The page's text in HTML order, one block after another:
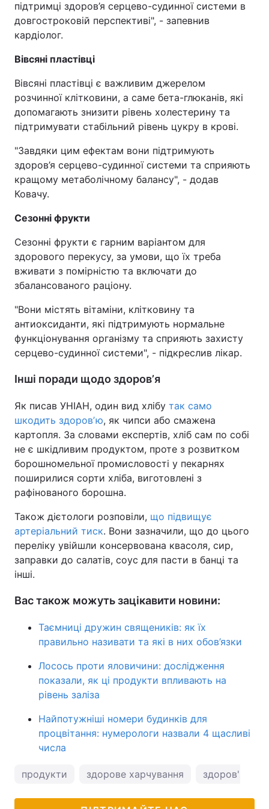
підтримці здоров’я серцево-судинної системи в
довгостроковій перспективі", - запевнив
кардіолог.
Вівсяні пластівці
Вівсяні пластівці є важливим джерелом
розчинної клітковини, а саме бета-глюканів, які
допомагають знизити рівень холестерину та
підтримувати стабільний рівень цукру в крові.
"Завдяки цим ефектам вони підтримують
здоров’я серцево-судинної системи та сприяють
кращому метаболічному балансу", - додав
Ковачу.
Сезонні фрукти
Сезонні фрукти є гарним варіантом для
здорового перекусу, за умови, що їх треба
вживати з помірністю та включати до
збалансованого раціону.
"Вони містять вітаміни, клітковину та
антиоксиданти, які підтримують нормальне
функціонування організму та сприяють захисту
серцево-судинної системи", - підкреслив лікар.
Інші поради щодо здоровʼя
Як писав УНІАН, один вид хлібу так само
шкодить здоровʼю, як чипси або смажена
картопля. За словами експертів, хліб сам по собі
не є шкідливим продуктом, проте з розвитком
борошномельної промисловості у пекарнях
поширилися сорти хліба, виготовлені з
рафінованого борошна.
Також дієтологи розповіли, що підвищує
артеріальний тиск. Вони зазначили, що до цього
переліку увійшли консервована квасоля, сир,
заправки до салатів, соус для пасти в банці та
інші.
Вас також можуть зацікавити новини:
Таємниці дружин священиків: як їх
правильно називати та які в них обов’язки
Лосось проти яловичини: дослідження
показали, як ці продукти впливають на
рівень заліза
Найпотужніші номери будинків для
процвітання: нумерологи назвали 4 щасливі
числа
продукти здорове харчування здоров'я